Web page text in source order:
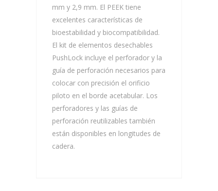
mm y 2,9 mm. El PEEK tiene
excelentes características de
bioestabilidad y biocompatibilidad.
El kit de elementos desechables
PushLock incluye el perforador y la
guía de perforación necesarios para
colocar con precisión el orificio
piloto en el borde acetabular. Los
perforadores y las guías de
perforación reutilizables también
están disponibles en longitudes de
cadera.